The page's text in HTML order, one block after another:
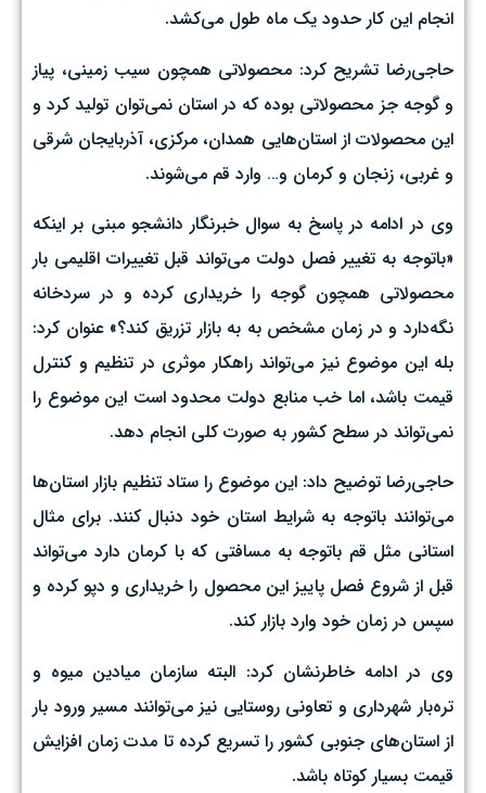
انجام این کار حدود یک ماه طول می‌کشد.
حاجی‌رضا تشریح کرد: محصولاتی همچون سیب زمینی، پیاز
و گوجه جز محصولاتی بوده که در استان نمی‌توان تولید کرد و
این محصولات از استان‌هایی همدان، مرکزی، آذربایجان شرقی
و غربی، زنجان و کرمان و… وارد قم می‌شوند.
وی در ادامه در پاسخ به سوال خبرنگار دانشجو مبنی بر اینکه
«باتوجه به تغییر فصل دولت می‌تواند قبل تغییرات اقلیمی بار
محصولاتی همچون گوجه را خریداری کرده و در سردخانه
نگه‌دارد و در زمان مشخص به به بازار تزریق کند؟» عنوان کرد:
بله این موضوع نیز می‌تواند راهکار موثری در تنظیم و کنترل
قیمت باشد، اما خب منابع دولت محدود است این موضوع را
نمی‌تواند در سطح کشور به صورت کلی انجام دهد.
حاجی‌رضا توضیح داد: این موضوع را ستاد تنظیم بازار استان‌ها
می‌توانند باتوجه به شرایط استان خود دنبال کنند. برای مثال
استانی مثل قم باتوجه به مسافتی که با کرمان دارد می‌تواند
قبل از شروع فصل پاییز این محصول را خریداری و دپو کرده و
سپس در زمان خود وارد بازار کند.
وی در ادامه خاطرنشان کرد: البته سازمان میادین میوه و
تره‌بار شهرداری و تعاونی روستایی نیز می‌توانند مسیر ورود بار
از استان‌های جنوبی کشور را تسریع کرده تا مدت زمان افزایش
قیمت بسیار کوتاه باشد.